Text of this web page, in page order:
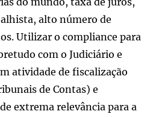
alto número de
Utilizar o compliance para
com o Judiciário e
atividade de fiscalização
de Contas) e
extrema relevância para a